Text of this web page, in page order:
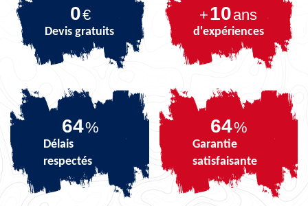
0€
Devis gratuits
+10ans
d'expériences
80%
Délais
respectés
80%
Garantie
satisfaisante